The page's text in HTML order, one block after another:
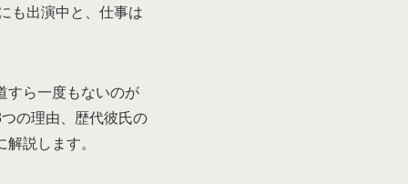
も出演中と、仕事は
すら一度もないのが
の理由、歴代彼氏の
説します。